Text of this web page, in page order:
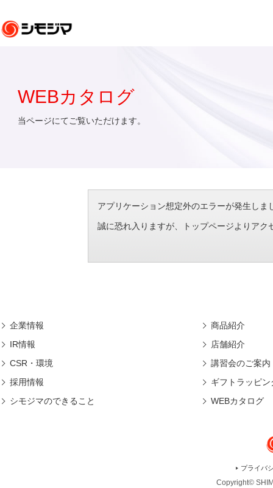
WEBカタログ
当ページにてご覧いただけます。
アプリケーション想定外のエラーが発生し
誠に恐れ入りますが、トップページよりアク
企業情報
IR情報
CSR・環境
採用情報
シモジマのできること
商品紹介
店舗紹介
講習会のご案内
ギフトラッピン
WEBカタログ
プライバ
Copyright©